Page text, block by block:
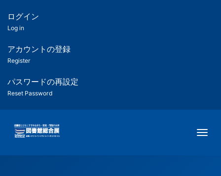
ツ
匿
名
ユ
ー
ー
用
メ
ログイン
Log in
アカウントの登録
Register
パスワードの再設定
Reset Password